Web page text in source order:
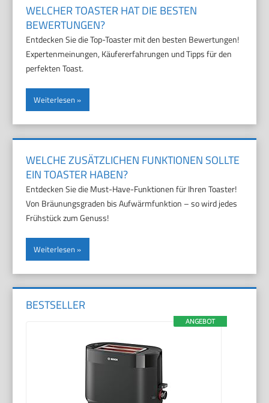
WELCHER TOASTER HAT DIE BESTEN
BEWERTUNGEN?
Entdecken Sie die Top-Toaster mit den besten Bewertungen!
Expertenmeinungen, Käufererfahrungen und Tipps für den
perfekten Toast.
Weiterlesen
WELCHE ZUSÄTZLICHEN FUNKTIONEN SOLLTE
EIN TOASTER HABEN?
Entdecken Sie die Must-Have-Funktionen für Ihren Toaster!
Von Bräunungsgraden bis Aufwärmfunktion – so wird jedes
Frühstück zum Genuss!
Weiterlesen
BESTSELLER
ANGEBOT